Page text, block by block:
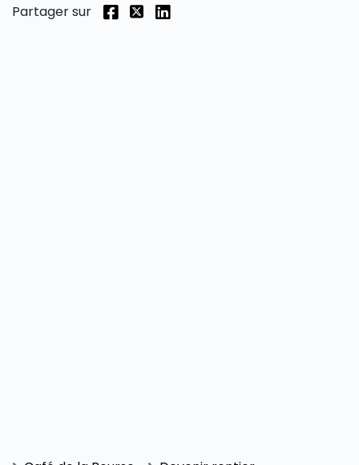
Partager sur